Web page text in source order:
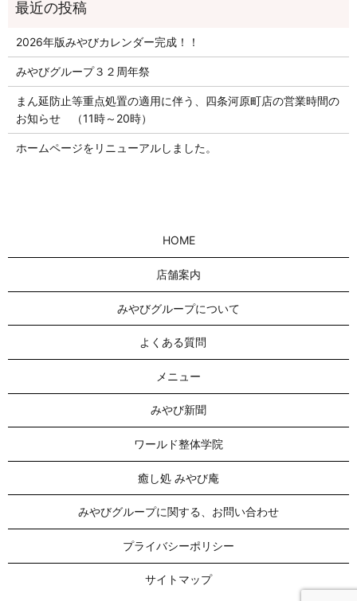
2026年版みやびカレンダー完成！！
みやびグループ３２周年祭
まん延防止等重点処置の適用に伴う、四条河原町店の営業時間の
お知らせ （11時～20時）
ホームページをリニューアルしました。
HOME
店舗案内
みやびグループについて
よくある質問
メニュー
みやび新聞
ワールド整体学院
癒し処 みやび庵
みやびグループに関する、お問い合わせ
プライバシーポリシー
サイトマップ